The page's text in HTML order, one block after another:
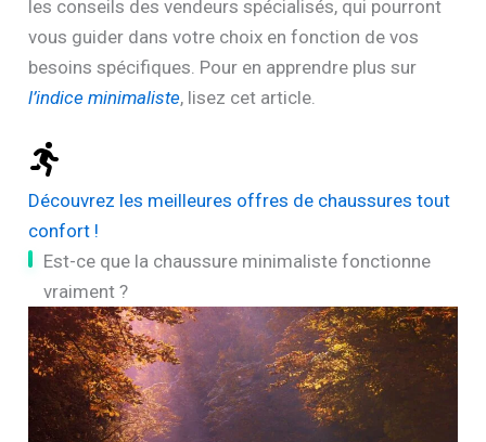
les conseils des vendeurs spécialisés, qui pourront
vous guider dans votre choix en fonction de vos
besoins spécifiques. Pour en apprendre plus sur
l’indice minimaliste, lisez cet article.
Découvrez les meilleures offres de chaussures tout
confort !
Est-ce que la chaussure minimaliste fonctionne
vraiment ?